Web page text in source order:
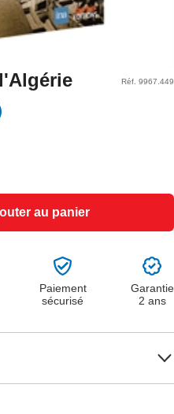
Réf. 9967.449
au panier
Paiement
sécurisé
Garantie
2 ans